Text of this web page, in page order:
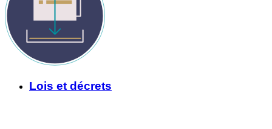
Lois et décrets